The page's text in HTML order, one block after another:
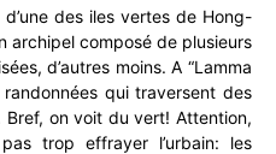
des iles vertes de Hong-
archipel composé de plusieurs
d’autres moins. A “Lamma
qui traversent des
Bref, on voit du vert! Attention,
trop effrayer l’urbain: les